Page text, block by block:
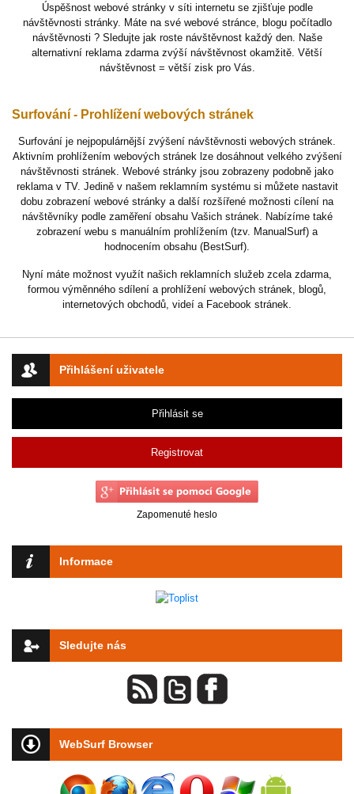
Přihlášení uživatele
Přihlásit se
Registrovat
Zapomenuté heslo
Informace
Sledujte nás
WebSurf Browser
Úspěšnost webové stránky v síti internetu se zjišťuje podle
návštěvnosti stránky. Máte na své webové stránce, blogu počítadlo
návštěvnosti ? Sledujte jak roste návštěvnost každý den. Naše
alternativní reklama zdarma zvýší návštěvnost okamžitě. Větší
návštěvnost = větší zisk pro Vás.
Surfování - Prohlížení webových stránek
Surfování je nejpopulárnější zvýšení návštěvnosti webových stránek.
Aktivním prohlížením webových stránek lze dosáhnout velkého zvýšení
návštěvnosti stránek. Webové stránky jsou zobrazeny podobně jako
reklama v TV. Jedině v našem reklamním systému si můžete nastavit
dobu zobrazení webové stránky a další rozšířené možnosti cílení na
návštěvníky podle zaměření obsahu Vašich stránek. Nabízíme také
zobrazení webu s manuálním prohlížením (tzv. ManualSurf) a
hodnocením obsahu (BestSurf).
Nyní máte možnost využít našich reklamních služeb zcela zdarma,
formou výměnného sdílení a prohlížení webových stránek, blogů,
internetových obchodů, videí a Facebook stránek.